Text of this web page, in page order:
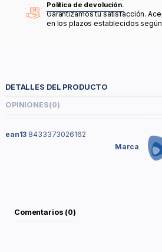
Política de devolución.
Garantizamos tu satisfacción.
en los plazos establecidos
DETALLES DEL PRODUCTO
OPINIONES(0)
Marca
ean13 8433373026162
Comentarios (0)